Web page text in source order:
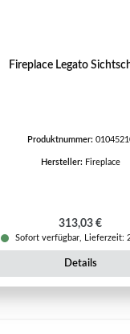
Fireplace Legato
Produktnummer:
Hersteller: Fireplace
Regulärer Preis:
313,03 €
Sofort verfügbar, Lieferzeit:
Details